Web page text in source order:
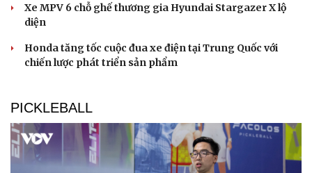
Xe MPV 6 chỗ ghế thương gia Hyundai Stargazer X lộ
diện
Honda tăng tốc cuộc đua xe điện tại Trung Quốc với
chiến lược phát triển sản phẩm
PICKLEBALL